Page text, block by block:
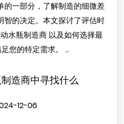
的一部分，了解制造的细微差
智的决定。本文探讨了评估时
水瓶制造商 以及如何选择最
您的特定需求。 ...
造商中寻找什么
12-06